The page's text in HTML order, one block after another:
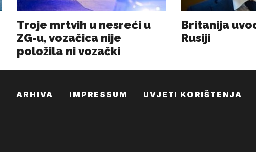
ARHIVA IMPRESSUM UVJETI KORIŠTENJA